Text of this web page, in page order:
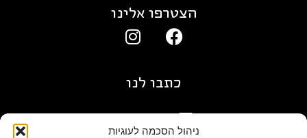
ניהול הסכמה לעוגיות
כתבו לנו
gil@agn.co.il
הצטרפו אלינו